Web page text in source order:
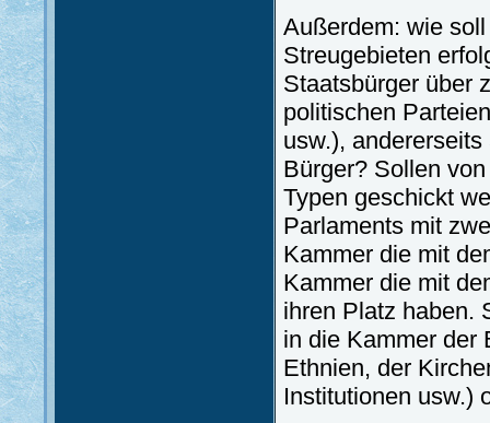
Außerdem: wie
Streugebieten
Staatsbürger über
politischen
usw.),
Bürger? Sollen
Typen geschickt
Parlaments mit
Kammer die mit
Kammer die mit
ihren Platz haben.
in die Kammer der
Ethnien, der
Institutionen usw.)